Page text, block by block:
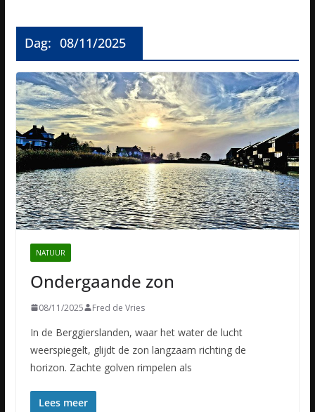
Dag: 08/11/2025
NATUUR
Ondergaande zon
08/11/2025 Fred de Vries
In de Berggierslanden, waar het water de lucht
weerspiegelt, glijdt de zon langzaam richting de
horizon. Zachte golven rimpelen als
Lees meer